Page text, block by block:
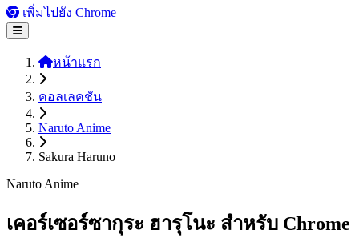
เพิ่มไปยัง Chrome
หน้าแรก
คอลเลคชัน
Naruto Anime
Sakura Haruno
Naruto Anime
เคอร์เซอร์ซากุระ ฮารุโนะ สำหรับ Chrome